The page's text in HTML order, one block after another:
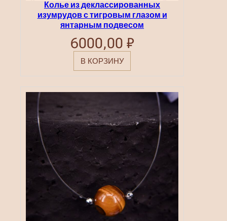
Колье из деклассированных
изумрудов с тигровым глазом и
янтарным подвесом
6000,00₽
В КОРЗИНУ